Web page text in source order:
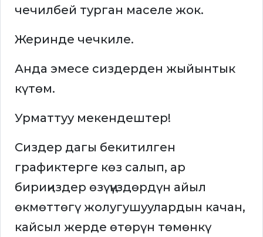
чечилбей турган маселе жок.
Жеринде чечкиле.
Анда эмесе сиздерден жыйынтык
күтөм.
Урматтуу мекендештер!
Сиздер дагы бекитилген
графиктерге көз салып, ар
бириңиздер өзүңүздөрдүн айыл
өкмөттөгү жолугушуулардын качан,
кайсыл жерде өтөрүн төмөнкү